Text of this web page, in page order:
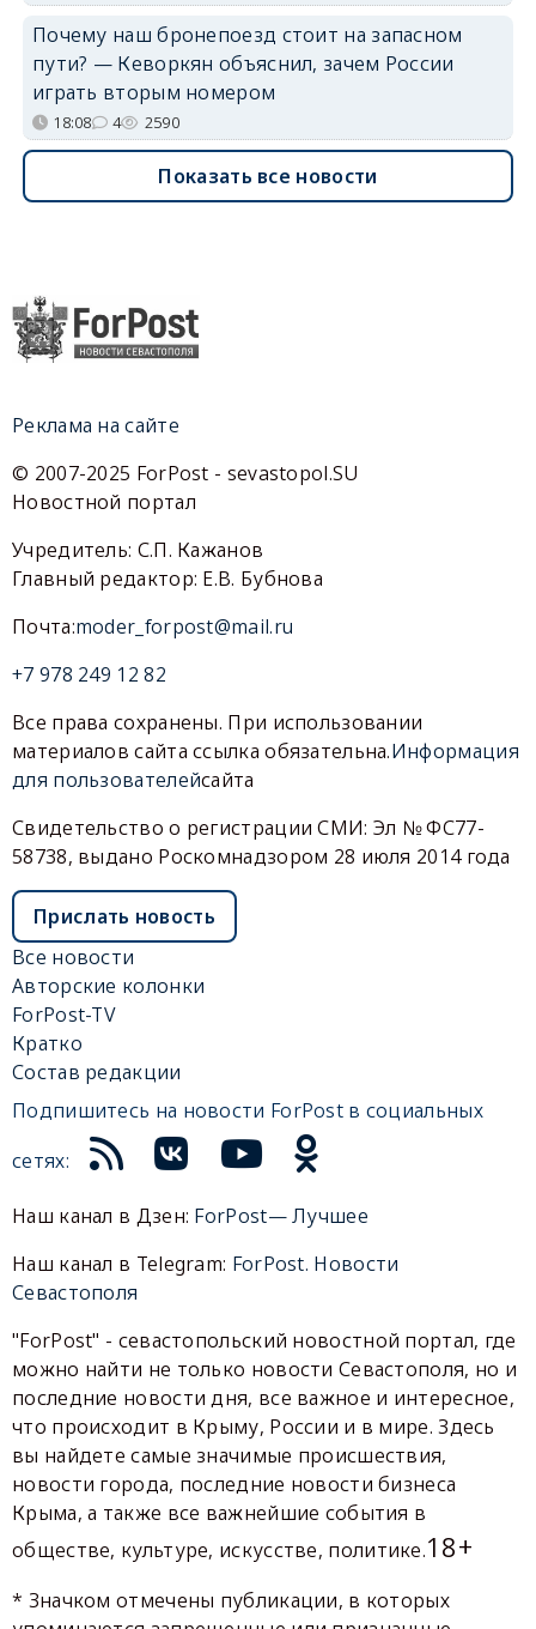
Почему наш бронепоезд стоит на запасном
пути? — Кеворкян объяснил, зачем России
играть вторым номером
18:08 4 2590
Показать все новости
Реклама на сайте
© 2007-2025 ForPost - sevastopol.SU
Новостной портал
Учредитель: С.П. Кажанов
Главный редактор: Е.В. Бубнова
Почта:moder_forpost@mail.ru
+7 978 249 12 82
Все права сохранены. При использовании
материалов сайта ссылка обязательна.Информация
для пользователейсайта
Свидетельство о регистрации СМИ: Эл № ФС77-
58738, выдано Роскомнадзором 28 июля 2014 года
Прислать новость
Все новости
Авторские колонки
ForPost-TV
Кратко
Состав редакции
Подпишитесь на новости ForPost в социальных
сетях:
Наш канал в Дзен: ForPost— Лучшее
Наш канал в Telegram: ForPost. Новости
Севастополя
"ForPost" - севастопольский новостной портал, где
можно найти не только новости Севастополя, но и
последние новости дня, все важное и интересное,
что происходит в Крыму, России и в мире. Здесь
вы найдете самые значимые происшествия,
новости города, последние новости бизнеса
Крыма, а также все важнейшие события в
обществе, культуре, искусстве, политике.18+
* Значком отмечены публикации, в которых